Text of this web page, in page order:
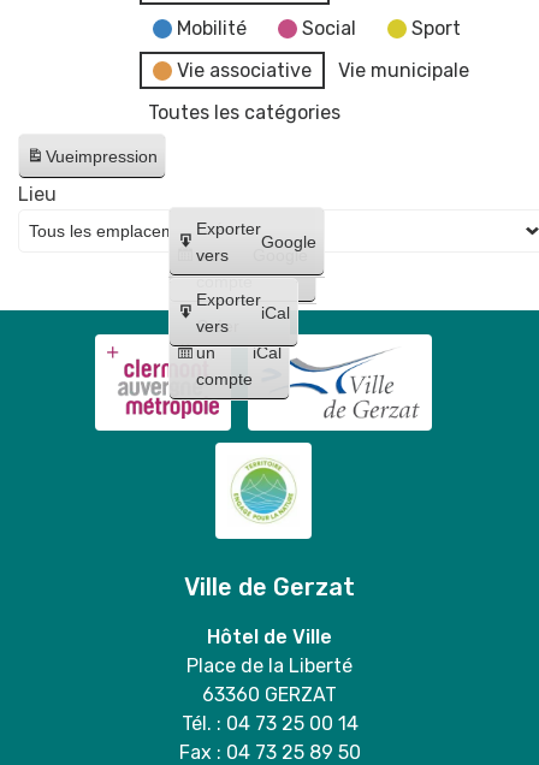
Mobilité
Social
Sport
Vie associative
Vie municipale
Toutes les catégories
Vueimpression
Créer
un
compte
Google
Créer
un
compte
iCal
Exporter
vers
Google
Exporter
vers
iCal
Lieu
Ville de Gerzat
Hôtel de Ville
Place de la Liberté
63360 GERZAT
Tél. : 04 73 25 00 14
Fax : 04 73 25 89 50